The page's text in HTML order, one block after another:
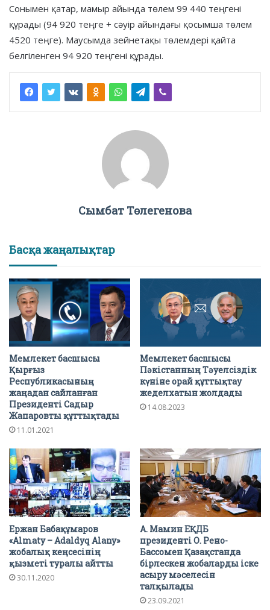
Сонымен қатар, мамыр айында төлем 99 440 теңгені
құрады (94 920 теңге + сәуір айындағы қосымша төлем
4520 теңге). Маусымда зейнетақы төлемдері қайта
белгіленген 94 920 теңгені құрады.
Сымбат Төлегенова
Басқа жаңалықтар
Мемлекет басшысы
Қырғыз
Республикасының
жаңадан сайланған
Президенті Садыр
Жапаровты құттықтады
11.01.2021
Мемлекет басшысы
Пәкістанның Тәуелсіздік
күніне орай құттықтау
жеделхатын жолдады
14.08.2023
Ержан Бабақұмаров
«Almaty – Adaldyq Alany»
жобалық кеңсесінің
қызметі туралы айтты
30.11.2020
А. Мамин ЕҚДБ
президенті О. Рено-
Бассомен Қазақстанда
бірлескен жобаларды іске
асыру мәселесін
талқылады
23.09.2021